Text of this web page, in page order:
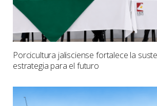
Porcicultura jalisciense fortalece la
estrategia para el futuro